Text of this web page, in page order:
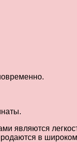
являются
в